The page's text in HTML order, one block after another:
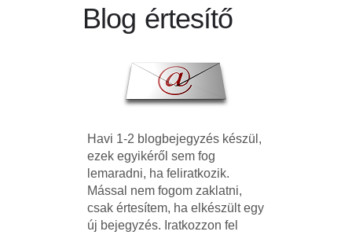
Blog értesítő
Havi 1-2 blogbejegyzés készül,
ezek egyikéről sem fog
lemaradni, ha feliratkozik.
Mással nem fogom zaklatni,
csak értesítem, ha elkészült egy
új bejegyzés. Iratkozzon fel